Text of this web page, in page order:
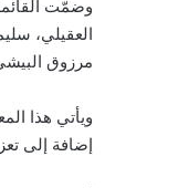
العقيلي،
مرزوق
ويأتي هذا
إضافة إلى